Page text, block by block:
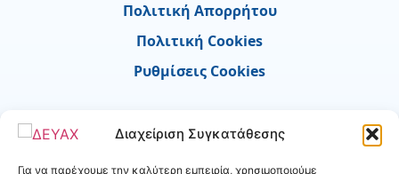
Διαχείριση Συγκατάθεσης
Για να παρέχουμε την καλύτερη εμπειρία, χρησιμοποιούμε
Πολιτική Απορρήτου
Πολιτική Cookies
Ρυθμίσεις Cookies
Χρήσιμα